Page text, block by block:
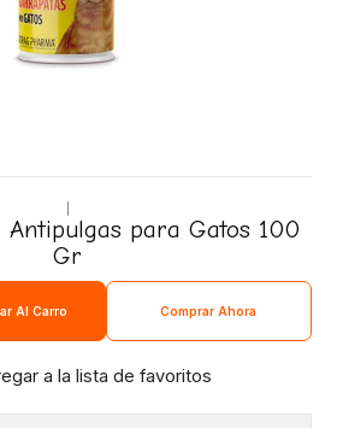
Antipulgas para Gatos 100
Gr
Al Carro Comprar Ahora
a la lista de favoritos